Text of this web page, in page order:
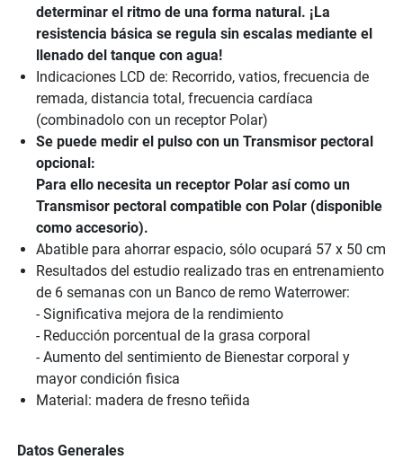
determinar el ritmo de una forma natural. ¡La
resistencia básica se regula sin escalas mediante el
llenado del tanque con agua!
Indicaciones LCD de: Recorrido, vatios, frecuencia de
remada, distancia total, frecuencia cardíaca
(combinadolo con un receptor Polar)
Se puede medir el pulso con un Transmisor pectoral
opcional:
Para ello necesita un receptor Polar así como un
Transmisor pectoral compatible con Polar (disponible
como accesorio).
Abatible para ahorrar espacio, sólo ocupará 57 x 50 cm
Resultados del estudio realizado tras en entrenamiento
de 6 semanas con un Banco de remo Waterrower:
- Significativa mejora de la rendimiento
- Reducción porcentual de la grasa corporal
- Aumento del sentimiento de Bienestar corporal y
mayor condición fisica
Material: madera de fresno teñida
Datos Generales